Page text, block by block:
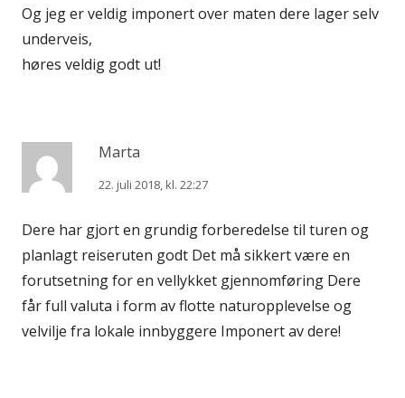
Og jeg er veldig imponert over maten dere lager selv
underveis,
høres veldig godt ut!
Marta
22. juli 2018, kl. 22:27
Dere har gjort en grundig forberedelse til turen og
planlagt reiseruten godt Det må sikkert være en
forutsetning for en vellykket gjennomføring Dere
får full valuta i form av flotte naturopplevelse og
velvilje fra lokale innbyggere Imponert av dere!